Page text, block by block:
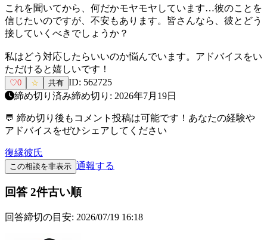
これを聞いてから、何だかモヤモヤしています…彼のことを
信じたいのですが、不安もあります。皆さんなら、彼とどう
接していくべきでしょうか？
私はどう対応したらいいのか悩んでいます。アドバイスをい
ただけると嬉しいです！
♡0 ☆ 共有 ID: 562725
締め切り済み締め切り: 2026年7月19日
💬 締め切り後もコメント投稿は可能です！あなたの経験や
アドバイスをぜひシェアしてください
復縁彼氏
この相談を非表示 通報する
回答 2件古い順
回答締切の目安: 2026/07/19 16:18